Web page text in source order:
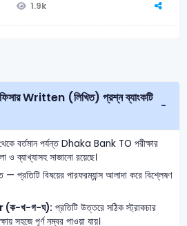
1.9k
বর্তমান পর্যন্ত Dhaka Bank TO পরীক্ষার
ব্যাখ্যাসহ সাজানো রয়েছে।
— প্রতিটি বিষয়ের পারফরম্যান্স আলাদা করে বিশ্লেষণ
(ক-খ-গ-ঘ): প্রতিটি উত্তরে সঠিক স্ট্রাকচার
সহজে পূর্ণ নম্বর পাওয়া যায়।